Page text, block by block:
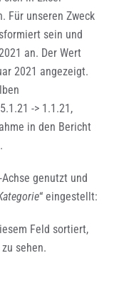
Für unseren Zweck
sein und
an. Der Wert
2021 angezeigt.
-> 1.1.21,
in den Bericht
.
genutzt und
“ eingestellt:
Feld sortiert,
sehen.